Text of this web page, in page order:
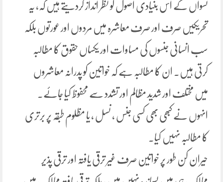
نسواں کے اس بنیادی اصول کو نظر انداز کردیتے ہیں کہ، یہ
تحریکیں صرف اور صرف معاشرہ میں مردوں اور عورتوں بلکہ
سب انسانی جنسوں کی مساوات اور یکساں حقوق کا مطالبہ
کرتی ہیں۔ ان کا مطالبہ ہے کہ خواتین کو پدرانہ معاشروں
میں مختلف اور شدید مظالم اور تشدد سے محفوظ کیا جائے۔
انہوں نے کبھی بھی کسی جنس ، نسل ، یا مظلوم طبقہ پر برتری
کا مطالبہ نہیں کیا۔
حیران کن طور پر خواتین صرف غیر ترقی یافتہ اور ترقی پذیر